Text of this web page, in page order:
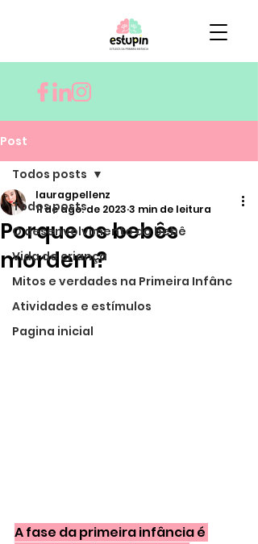
Post
Todos posts
O desenvolvimento do bebê
Vida de criança
Mitos e verdades na Primeira Infânc
Atividades e estímulos
Pagina inicial
Todos posts
Porque os bebês
mordem?
lauragpellenz
11 de ago. de 2023 3 min de leitura
A fase da primeira infância é